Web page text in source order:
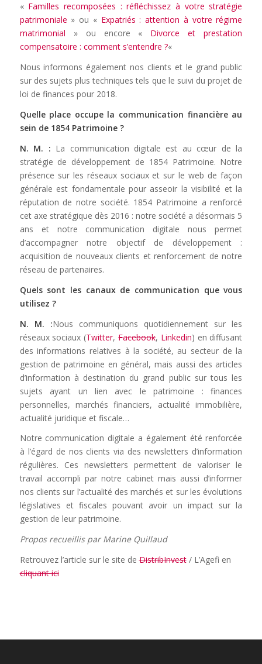
« Familles recomposées : réfléchissez à votre stratégie
patrimoniale » ou « Expatriés : attention à votre régime
matrimonial » ou encore « Divorce et prestation
compensatoire : comment s’entendre ?«
Nous informons également nos clients et le grand public
sur des sujets plus techniques tels que le suivi du projet de
loi de finances pour 2018.
Quelle place occupe la communication financière au
sein de 1854 Patrimoine ?
N. M. : La communication digitale est au cœur de la
stratégie de développement de 1854 Patrimoine. Notre
présence sur les réseaux sociaux et sur le web de façon
générale est fondamentale pour asseoir la visibilité et la
réputation de notre société. 1854 Patrimoine a renforcé
cet axe stratégique dès 2016 : notre société a désormais 5
ans et notre communication digitale nous permet
d’accompagner notre objectif de développement :
acquisition de nouveaux clients et renforcement de notre
réseau de partenaires.
Quels sont les canaux de communication que vous
utilisez ?
N. M. :Nous communiquons quotidiennement sur les
réseaux sociaux (Twitter,Facebook, Linkedin) en diffusant
des informations relatives à la société, au secteur de la
gestion de patrimoine en général, mais aussi des articles
d’information à destination du grand public sur tous les
sujets ayant un lien avec le patrimoine : finances
personnelles, marchés financiers, actualité immobilière,
actualité juridique et fiscale…
Notre communication digitale a également été renforcée
à l’égard de nos clients via des newsletters d’information
régulières. Ces newsletters permettent de valoriser le
travail accompli par notre cabinet mais aussi d’informer
nos clients sur l’actualité des marchés et sur les évolutions
législatives et fiscales pouvant avoir un impact sur la
gestion de leur patrimoine.
Propos recueillis par Marine Quillaud
Retrouvez l’article sur le site deDistribInvest/ L’Agefi en
cliquant ici